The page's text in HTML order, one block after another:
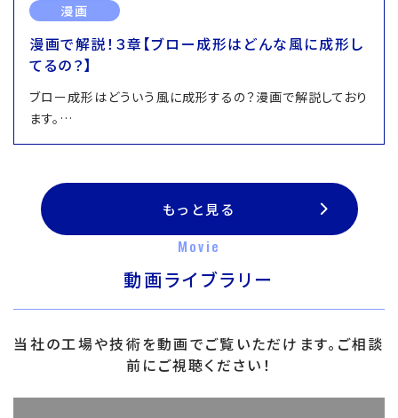
漫画
漫画で解説！３章【ブロー成形はどんな風に成形し
てるの？】
ブロー成形はどういう風に成形するの？漫画で解説しており
ます。…
もっと見る
Movie
動画ライブラリー
当社の工場や技術を動画でご覧いただけます。ご相談
前にご視聴ください！